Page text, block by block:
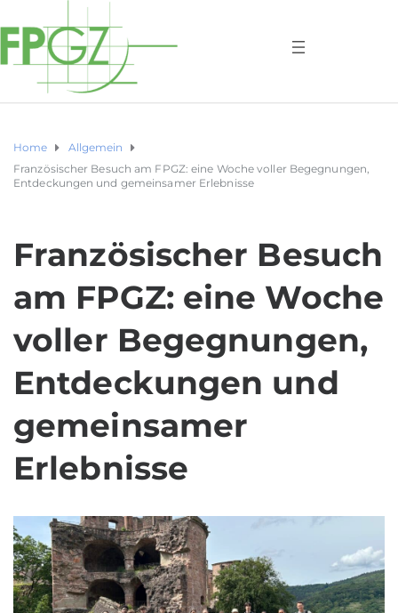
Home
Allgemein
Französischer Besuch am FPGZ: eine Woche voller Begegnungen,
Entdeckungen und gemeinsamer Erlebnisse
Französischer Besuch
am FPGZ: eine Woche
voller Begegnungen,
Entdeckungen und
gemeinsamer
Erlebnisse